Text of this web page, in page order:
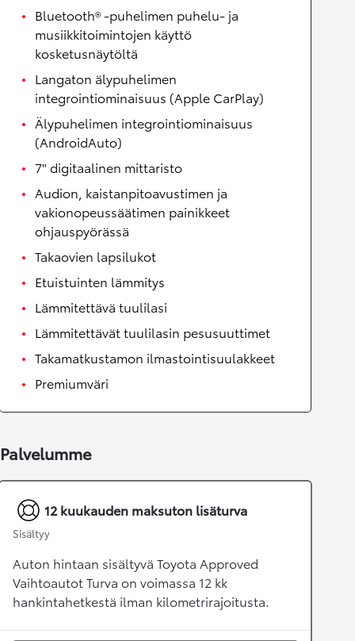
Bluetooth® -puhelimen puhelu- ja
musiikkitoimintojen käyttö
kosketusnäytöltä
Langaton älypuhelimen
integrointiominaisuus (Apple CarPlay)
Älypuhelimen integrointiominaisuus
(AndroidAuto)
7" digitaalinen mittaristo
Audion, kaistanpitoavustimen ja
vakionopeussäätimen painikkeet
ohjauspyörässä
Takaovien lapsilukot
Etuistuinten lämmitys
Lämmitettävä tuulilasi
Lämmitettävät tuulilasin pesusuuttimet
Takamatkustamon ilmastointisuulakkeet
Premiumväri
Palvelumme
12 kuukauden maksuton lisäturva
Sisältyy
Auton hintaan sisältyvä Toyota Approved
Vaihtoautot Turva on voimassa 12 kk
hankintahetkestä ilman kilometrirajoitusta.